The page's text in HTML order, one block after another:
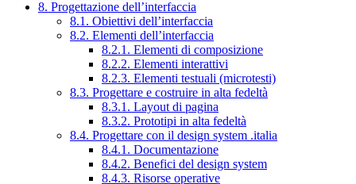
8. Progettazione dell’interfaccia
8.1. Obiettivi dell’interfaccia
8.2. Elementi dell’interfaccia
8.2.1. Elementi di composizione
8.2.2. Elementi interattivi
8.2.3. Elementi testuali (microtesti)
8.3. Progettare e costruire in alta fedeltà
8.3.1. Layout di pagina
8.3.2. Prototipi in alta fedeltà
8.4. Progettare con il design system .italia
8.4.1. Documentazione
8.4.2. Benefici del design system
8.4.3. Risorse operative